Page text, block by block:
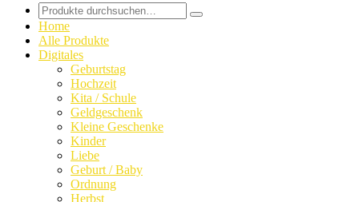
Search
for:
Home
Alle Produkte
Digitales
Geburtstag
Hochzeit
Kita / Schule
Geldgeschenk
Kleine Geschenke
Kinder
Liebe
Geburt / Baby
Ordnung
Herbst